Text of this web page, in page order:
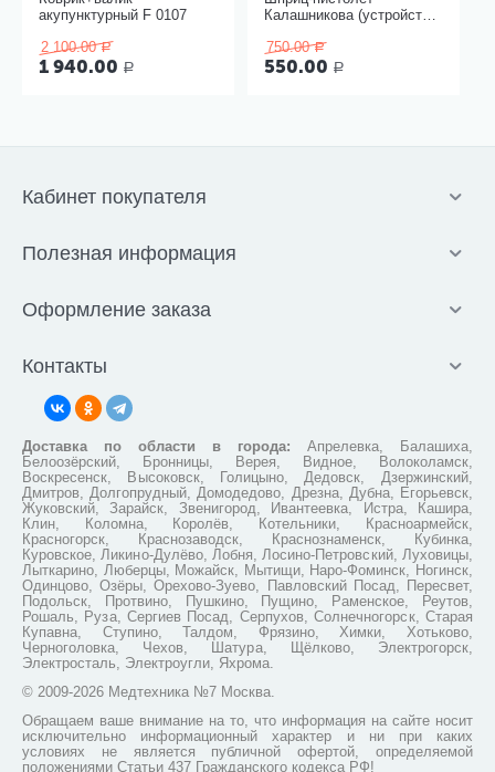
акупунктурный F 0107
2 100.00 Р
1 940.00 Р
Калашникова (устройство
шприцами одноразовыми)
750.00 Р
550.00 Р
Кабинет покупателя
Полезная информация
Оформление заказа
Контакты
Доставка по области в города: Апрелевка, Балашиха,
Белоозёрский, Бронницы, Верея, Видное, Волоколамск,
Воскресенск, Высоковск, Голицыно, Дедовск, Дзержинский,
Дмитров, Долгопрудный, Домодедово, Дрезна, Дубна, Егорьевск,
Жуковский, Зарайск, Звенигород, Ивантеевка, Истра, Кашира,
Клин, Коломна, Королёв, Котельники, Красноармейск,
Красногорск, Краснозаводск, Краснознаменск, Кубинка,
Куровское, Ликино-Дулёво, Лобня, Лосино-Петровский, Луховицы,
Лыткарино, Люберцы, Можайск, Мытищи, Наро-Фоминск, Ногинск,
Одинцово, Озёры, Орехово-Зуево, Павловский Посад, Пересвет,
Подольск, Протвино, Пушкино, Пущино, Раменское, Реутов,
Рошаль, Руза, Сергиев Посад, Серпухов, Солнечногорск, Старая
Купавна, Ступино, Талдом, Фрязино, Химки, Хотьково,
Черноголовка, Чехов, Шатура, Щёлково, Электрогорск,
Электросталь, Электроугли, Яхрома.
© 2009-2026 Медтехника №7 Москва.
Обращаем ваше внимание на то, что информация на сайте носит
исключительно информационный характер и ни при каких
условиях не является публичной офертой, определяемой
положениями Статьи 437 Гражданского кодекса РФ!